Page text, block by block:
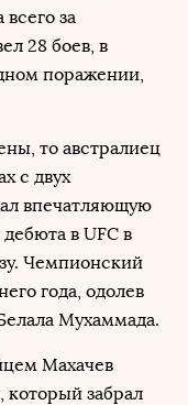
за
28 боев, в
поражении,
то австралиец
с двух
впечатляющую
в UFC в
Чемпионский
года, одолев
Мухаммада.
Махачев
который забрал